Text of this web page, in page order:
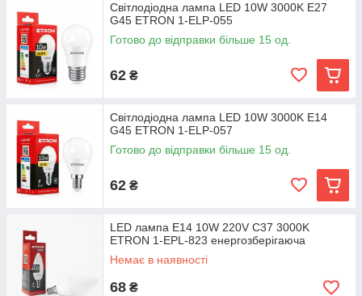
Світлодіодна лампа LED 10W 3000K E27
G45 ETRON 1-ELP-055
Готово до відправки більше 15 од.
62 ₴
Світлодіодна лампа LED 10W 3000K E14
G45 ETRON 1-ELP-057
Готово до відправки більше 15 од.
62 ₴
LED лампа E14 10W 220V C37 3000K
ETRON 1-EPL-823 енергозберігаюча
Немає в наявності
68 ₴